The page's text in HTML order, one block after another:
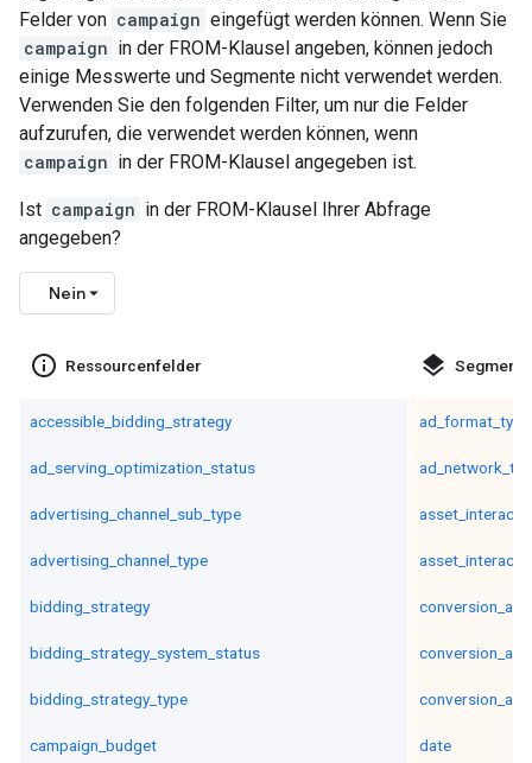
Felder von campaign eingefügt werden können. Wenn Sie
campaign in der FROM-Klausel angeben, können jedoch
einige Messwerte und Segmente nicht verwendet werden.
Verwenden Sie den folgenden Filter, um nur die Felder
aufzurufen, die verwendet werden können, wenn
campaign in der FROM-Klausel angegeben ist.
Ist campaign in der FROM-Klausel Ihrer Abfrage
angegeben?
Nein
info_outline Ressourcenfelder
accessible_bidding_strategy
ad_serving_optimization_status
advertising_channel_sub_type
advertising_channel_type
bidding_strategy
bidding_strategy_system_status
bidding_strategy_type
campaign_budget
layers Segmente
ad_format_type
date